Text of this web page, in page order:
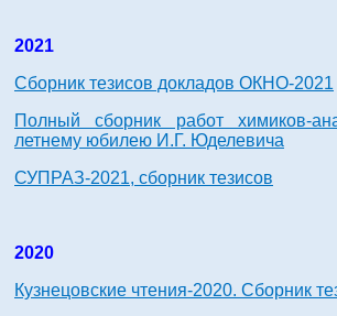
2021
Сборник тезисов докладов ОКНО-2021
Полный сборник работ химиков-
летнему юбилею И.Г. Юделевича
СУПРАЗ-2021, сборник тезисов
2020
Кузнецовские чтения-2020. Сборник